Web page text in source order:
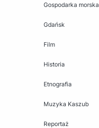
Gospodarka morska
Gdańsk
Film
Historia
Etnografia
Muzyka Kaszub
Reportaż